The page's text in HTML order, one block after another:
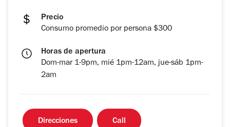
Precio
Consumo promedio por persona $300
Horas de apertura
Dom-mar 1-9pm, mié 1pm-12am, jue-sáb 1pm-
2am
Direcciones Call